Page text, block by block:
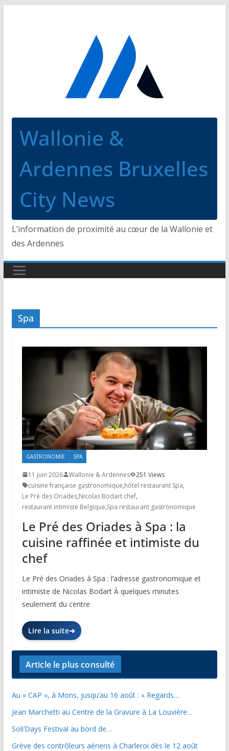
Wallonie &
Ardennes Bruxelles
City News
L’information de proximité au cœur de la Wallonie et
des Ardennes
Spa
GASTRONOMIE SPA
11 juin 2026 Wallonie & Ardennes
251 Views
cuisine française gastronomique,hôtel restaurant Spa,
Le Pré des Oriades,Nicolas Bodart chef,
restaurant intimiste Belgique,Spa restaurant gastronomique
Le Pré des Oriades à Spa : la
cuisine raffinée et intimiste du
chef
Le Pré des Oriades à Spa : l’adresse gastronomique et
intimiste de Nicolas Bodart À quelques minutes
seulement du centre
Lire la suite
Article le plus consulté
Au « CAP », à Mons, jusqu’au 16 août : « Regards…
Jean Marchetti au Centre de la Gravure à La Louvière…
Soli’Days Festival au bord de…
Grève des contrôleurs aériens à Charleroi dès le 12 août